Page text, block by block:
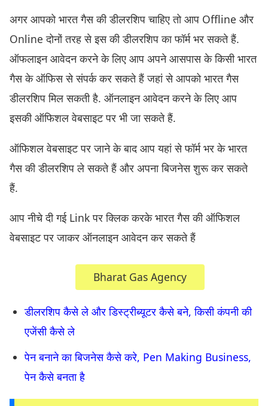
अगर आपको भारत गैस की डीलरशिप चाहिए तो आप Offline और
Online दोनों तरह से इस की डीलरशिप का फॉर्म भर सकते हैं.
ऑफलाइन आवेदन करने के लिए आप अपने आसपास के किसी भारत
गैस के ऑफिस से संपर्क कर सकते हैं जहां से आपको भारत गैस
डीलरशिप मिल सकती है. ऑनलाइन आवेदन करने के लिए आप
इसकी ऑफिशल वेबसाइट पर भी जा सकते हैं.
ऑफिशल वेबसाइट पर जाने के बाद आप यहां से फॉर्म भर के भारत
गैस की डीलरशिप ले सकते हैं और अपना बिजनेस शुरू कर सकते
हैं.
आप नीचे दी गई Link पर क्लिक करके भारत गैस की ऑफिशल
वेबसाइट पर जाकर ऑनलाइन आवेदन कर सकते हैं
Bharat Gas Agency
डीलरशिप कैसे ले और डिस्ट्रीब्यूटर कैसे बने, किसी कंपनी की
एजेंसी कैसे ले
पेन बनाने का बिजनेस कैसे करे, Pen Making Business,
पेन कैसे बनता है